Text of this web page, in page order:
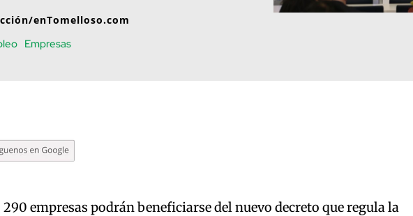
enTomelloso.com
Empresas
290 empresas podrán beneficiarse del nuevo decreto que regula la